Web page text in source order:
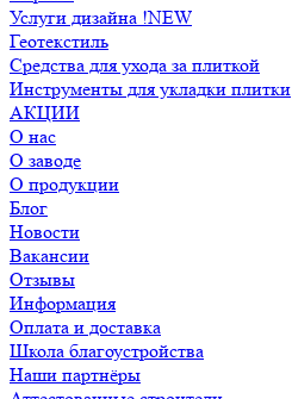
Услуги дизайна !NEW
Геотекстиль
Средства для ухода за плиткой
Инструменты для укладки плитки
АКЦИИ
О нас
О заводе
О продукции
Блог
Новости
Вакансии
Отзывы
Информация
Оплата и доставка
Школа благоустройства
Наши партнёры